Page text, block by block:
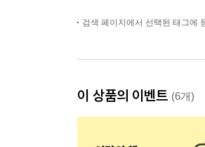
검색 페이지에서 선택된 태그에
이 상품의 이벤트 (6개)